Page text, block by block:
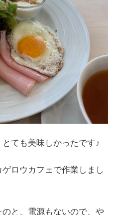
ても美味しかったです♪
ロウカフェで作業しまし
と、電源もないので、や